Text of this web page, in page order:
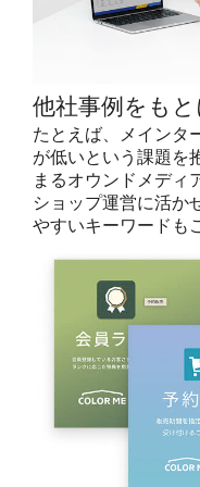
他社事例をも
たとえば、メインタ
が低いという課題を
まるオウンドメディ
ショップ運営に活か
やすいキーワードも